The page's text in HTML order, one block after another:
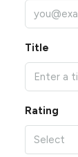
Title
Rating
Select